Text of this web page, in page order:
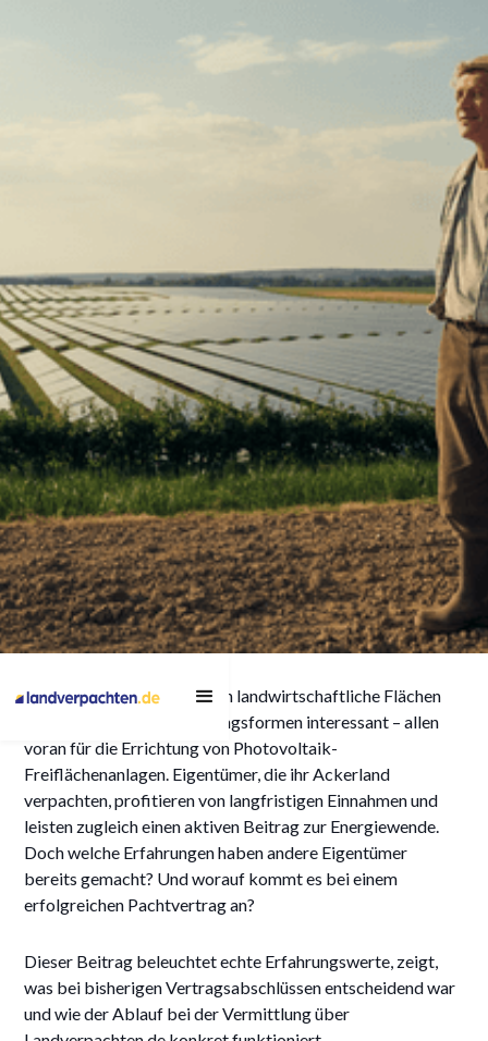
Echte Erfahrungen und
worauf es wirklich
ankommt
17/6/2025
In ganz Deutschland werden landwirtschaftliche Flächen
zunehmend für neue Nutzungsformen interessant – allen
voran für die Errichtung von Photovoltaik-
Freiflächenanlagen. Eigentümer, die ihr Ackerland
verpachten, profitieren von langfristigen Einnahmen und
leisten zugleich einen aktiven Beitrag zur Energiewende.
Doch welche Erfahrungen haben andere Eigentümer
bereits gemacht? Und worauf kommt es bei einem
erfolgreichen Pachtvertrag an?
Dieser Beitrag beleuchtet echte Erfahrungswerte, zeigt,
was bei bisherigen Vertragsabschlüssen entscheidend war
und wie der Ablauf bei der Vermittlung über